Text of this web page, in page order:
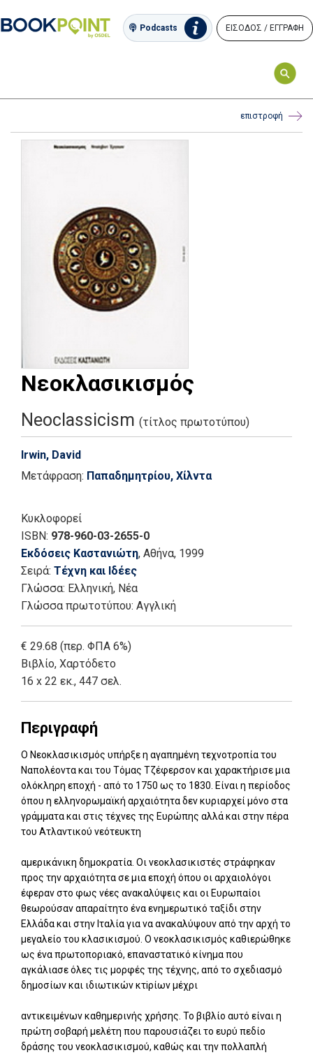
Podcasts ΕΙΣΟΔΟΣ / ΕΓΓΡΑΦΗ
επιστροφή
Νεοκλασικισμός
Neoclassicism (τίτλος πρωτοτύπου)
Irwin, David
Μετάφραση: Παπαδημητρίου, Χίλντα
Κυκλοφορεί
ISBN: 978-960-03-2655-0
Εκδόσεις Καστανιώτη, Αθήνα, 1999
Σειρά: Τέχνη και Ιδέες
Γλώσσα: Ελληνική, Νέα
Γλώσσα πρωτοτύπου: Αγγλική
€ 29.68 (περ. ΦΠΑ 6%)
Βιβλίο, Χαρτόδετο
16 x 22 εκ., 447 σελ.
Περιγραφή
Ο Νεοκλασικισμός υπήρξε η αγαπημένη τεχνοτροπία του
Ναπολέοντα και του Τόμας Τζέφερσον και χαρακτήρισε μια
ολόκληρη εποχή - από το 1750 ως το 1830. Είναι η περίοδος
όπου η ελληνορωμαϊκή αρχαιότητα δεν κυριαρχεί μόνο στα
γράμματα και στις τέχνες της Ευρώπης αλλά και στην πέρα
του Ατλαντικού νεότευκτη
αμερικάνικη δημοκρατία. Οι νεοκλασικιστές στράφηκαν
προς την αρχαιότητα σε μια εποχή όπου οι αρχαιολόγοι
έφεραν στο φως νέες ανακαλύψεις και οι Ευρωπαίοι
θεωρούσαν απαραίτητο ένα ενημερωτικό ταξίδι στην
Ελλάδα και στην Ιταλία για να ανακαλύψουν από την αρχή το
μεγαλείο του κλασικισμού. Ο νεοκλασικισμός καθιερώθηκε
ως ένα πρωτοποριακό, επαναστατικό κίνημα που
αγκάλιασε όλες τις μορφές της τέχνης, από το σχεδιασμό
δημοσίων και ιδιωτικών κτiρίων μέχρι
αντικειμένων καθημερινής χρήσης. Το βιβλίο αυτό είναι η
πρώτη σοβαρή μελέτη που παρουσιάζει το ευρύ πεδίο
δράσης του νεοκλασικισμού, καθώς και την πολλαπλή